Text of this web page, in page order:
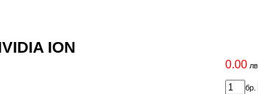
ION
0.00 лв.
бр.